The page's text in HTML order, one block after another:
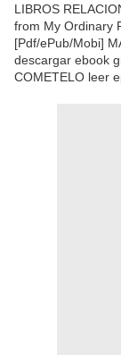
LIBROS
from My Ordinary
[Pdf/ePub/Mobi]
descargar ebook
COMETELO leer